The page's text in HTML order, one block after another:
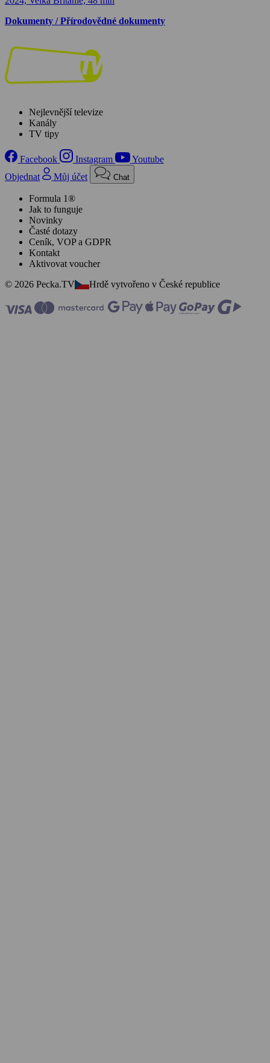
Dokumenty / Přírodovědné dokumenty
Nejlevnější televize
Kanály
TV tipy
Facebook Instagram
Youtube
Objednat
Můj účet Chat
Formula 1®
Jak to funguje
Novinky
Časté dotazy
Ceník, VOP a GDPR
Kontakt
Aktivovat voucher
© 2026 Pecka.TV
Hrdě vytvořeno v České republice